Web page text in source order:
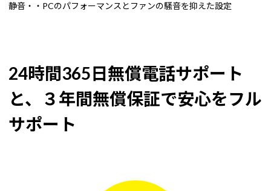
静音・・PCのパフォーマンスとファンの騒音を抑えた設定
24時間365日無償電話サポート
と、３年間無償保証で安心をフル
サポート